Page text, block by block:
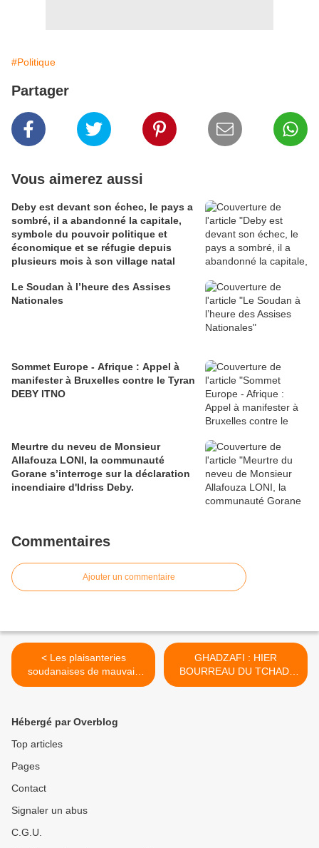
#Politique
Partager
Vous aimerez aussi
Deby est devant son échec, le pays a
sombré, il a abandonné la capitale,
symbole du pouvoir politique et
économique et se réfugie depuis
plusieurs mois à son village natal
Le Soudan à l’heure des Assises
Nationales
Sommet Europe - Afrique : Appel à
manifester à Bruxelles contre le Tyran
DEBY ITNO
Meurtre du neveu de Monsieur
Allafouza LONI, la communauté
Gorane s’interroge sur la déclaration
incendiaire d'Idriss Deby.
Commentaires
Ajouter un commentaire
< Les plaisanteries
soudanaises de mauvais
goût
GHADZAFI : HIER
BOURREAU DU TCHAD,
AUJOURD’HUI BOURREAU
Hébergé par Overblog
Top articles
Pages
Contact
Signaler un abus
C.G.U.